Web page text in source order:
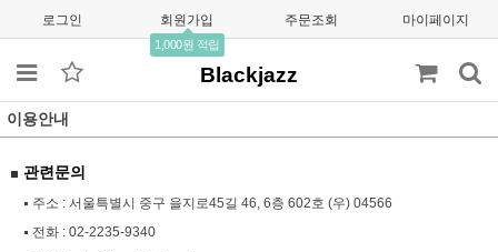
로그인 회원가입
1,000원 적립
주문조회 마이페이지
Blackjazz
이용안내
관련문의
주소 : 서울특별시 중구 을지로45길 46, 6층 602호 (우) 04566
전화 : 02-2235-9340